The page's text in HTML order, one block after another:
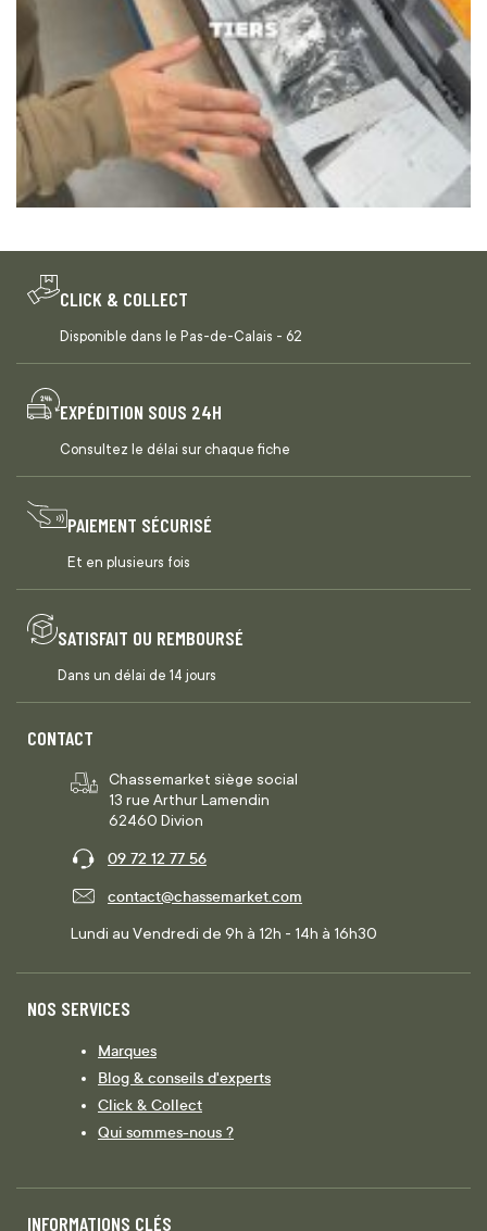
CLICK & COLLECT
Disponible dans le Pas-de-Calais - 62
EXPÉDITION SOUS 24H
Consultez le délai sur chaque fiche
PAIEMENT SÉCURISÉ
Et en plusieurs fois
SATISFAIT OU REMBOURSÉ
Dans un délai de 14 jours
CONTACT
Chassemarket siège social
13 rue Arthur Lamendin
62460 Divion
09 72 12 77 56
contact@chassemarket.com
Lundi au Vendredi de 9h à 12h - 14h à 16h30
NOS SERVICES
Marques
Blog & conseils d'experts
Click & Collect
Qui sommes-nous ?
INFORMATIONS CLÉS